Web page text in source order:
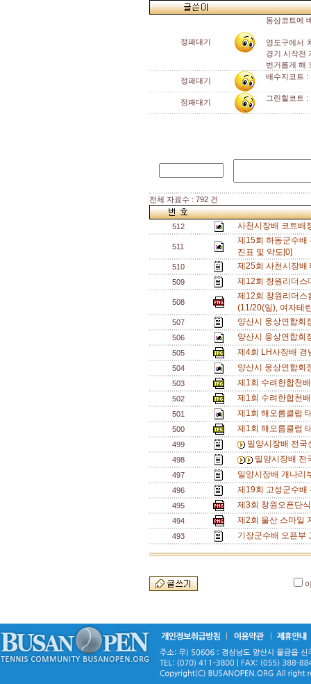
정패대기
동삼코트에
영도구에서
경기 시작전
번거롭게 해
정패대기
배수지코트 :
정패대기 그린힐코트 :
전체 자료수 : 792 건
512 사천시장배 코트배
511
제15회 하동군수배
진표 및 약도[0]
510 제25회 사천시장
509 제12회 창원리더
508
제12회 창원리더스
(11/20(일), 여자테
507 양산시 웅상연합회
506 양산시 웅상연합회
505 제4회 LH사장배
504 양산시 웅상연합
503 제1회 수려한합천
502 제1회 수려한합천
501 제1회 해오름클럽
500 제1회 해오름클럽
499 밀양시장배 전
498 밀양시장배
497 밀양시장배 개나
496 제19회 고성군수
495 제3회 창원오픈단
494 제2회 울산 스마일
493 기장군수배 오픈